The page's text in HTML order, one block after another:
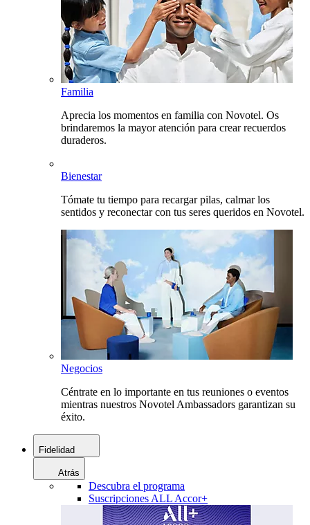
Familia
Aprecia los momentos en familia con Novotel. Os
brindaremos la mayor atención para crear recuerdos
duraderos.
Bienestar
Tómate tu tiempo para recargar pilas, calmar los
sentidos y reconectar con tus seres queridos en Novotel.
Negocios
Céntrate en lo importante en tus reuniones o eventos
mientras nuestros Novotel Ambassadors garantizan su
éxito.
Fidelidad
Atrás
Descubra el programa
Suscripciones ALL Accor+